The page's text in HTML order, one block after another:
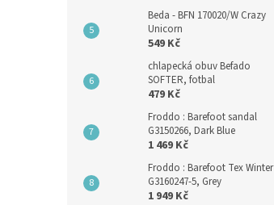
Beda - BFN 170020/W Crazy
Unicorn
549 Kč
chlapecká obuv Befado
SOFTER, fotbal
479 Kč
Froddo : Barefoot sandal
G3150266, Dark Blue
1 469 Kč
Froddo : Barefoot Tex Winter
G3160247-5, Grey
1 949 Kč